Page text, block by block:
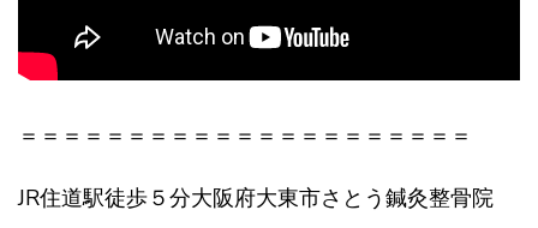
＝＝＝＝＝＝＝＝＝＝＝＝＝＝＝＝＝＝＝＝＝
JR住道駅徒歩５分大阪府大東市さとう鍼灸整骨院